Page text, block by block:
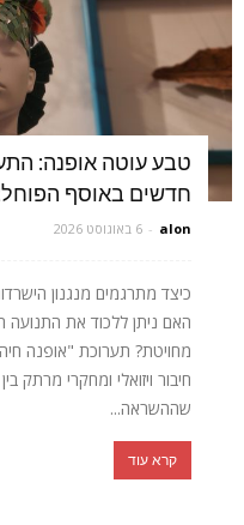
טבע עוטה אופנה:
חדשים באוסף
alon
- 6 באוגוסט 2026
כיצד מתרגמים מנגנון
האם ניתן ללכוד את
מחויטת? תערוכת "אופנה
חיבור ויזואלי ומחקרי מרתק
שההשראה...
קרא עוד